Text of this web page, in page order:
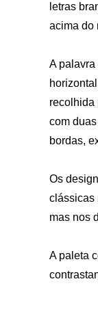
letras
acima do
A palavra
recolhida
com
bordas,
Os
clássicas
mas nos
A paleta